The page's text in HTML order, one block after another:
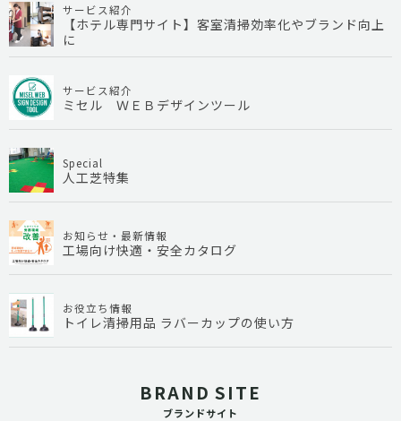
サービス紹介
【ホテル専門サイト】客室清掃効率化やブランド向上
に
サービス紹介
ミセル ＷＥＢデザインツール
Special
人工芝特集
お知らせ・最新情報
工場向け快適・安全カタログ
お役立ち情報
トイレ清掃用品 ラバーカップの使い方
BRAND SITE
ブランドサイト